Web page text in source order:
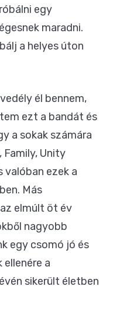
egy
maradni.
a helyes úton
él bennem,
ezt a bandát és
a sokak számára
Family, Unity
valóban ezek a
Más
elmúlt öt év
nagyobb
egy csomó jó és
ellenére a
sikerült életben